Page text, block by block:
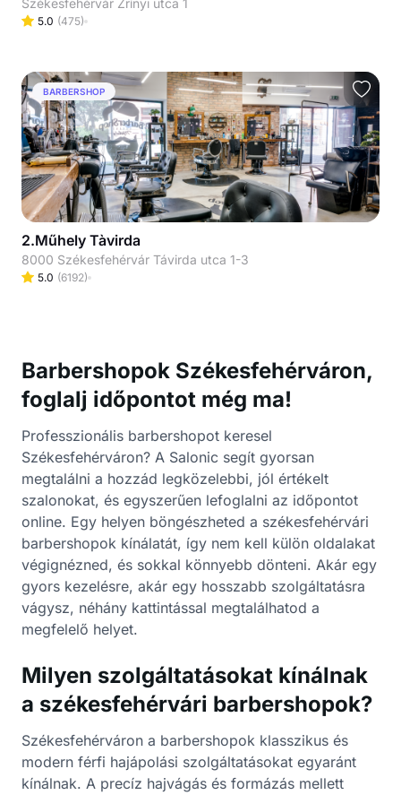
Székesfehérvár Zrínyi utca 1
5.0 (475)
BARBERSHOP
2.Műhely Tàvirda
8000 Székesfehérvár Távirda utca 1-3
5.0 (6192)
Barbershopok Székesfehérváron,
foglalj időpontot még ma!
Professzionális barbershopot keresel
Székesfehérváron? A Salonic segít gyorsan
megtalálni a hozzád legközelebbi, jól értékelt
szalonokat, és egyszerűen lefoglalni az időpontot
online. Egy helyen böngészheted a székesfehérvári
barbershopok kínálatát, így nem kell külön oldalakat
végignézned, és sokkal könnyebb dönteni. Akár egy
gyors kezelésre, akár egy hosszabb szolgáltatásra
vágysz, néhány kattintással megtalálhatod a
megfelelő helyet.
Milyen szolgáltatásokat kínálnak
a székesfehérvári barbershopok?
Székesfehérváron a barbershopok klasszikus és
modern férfi hajápolási szolgáltatásokat egyaránt
kínálnak. A precíz hajvágás és formázás mellett